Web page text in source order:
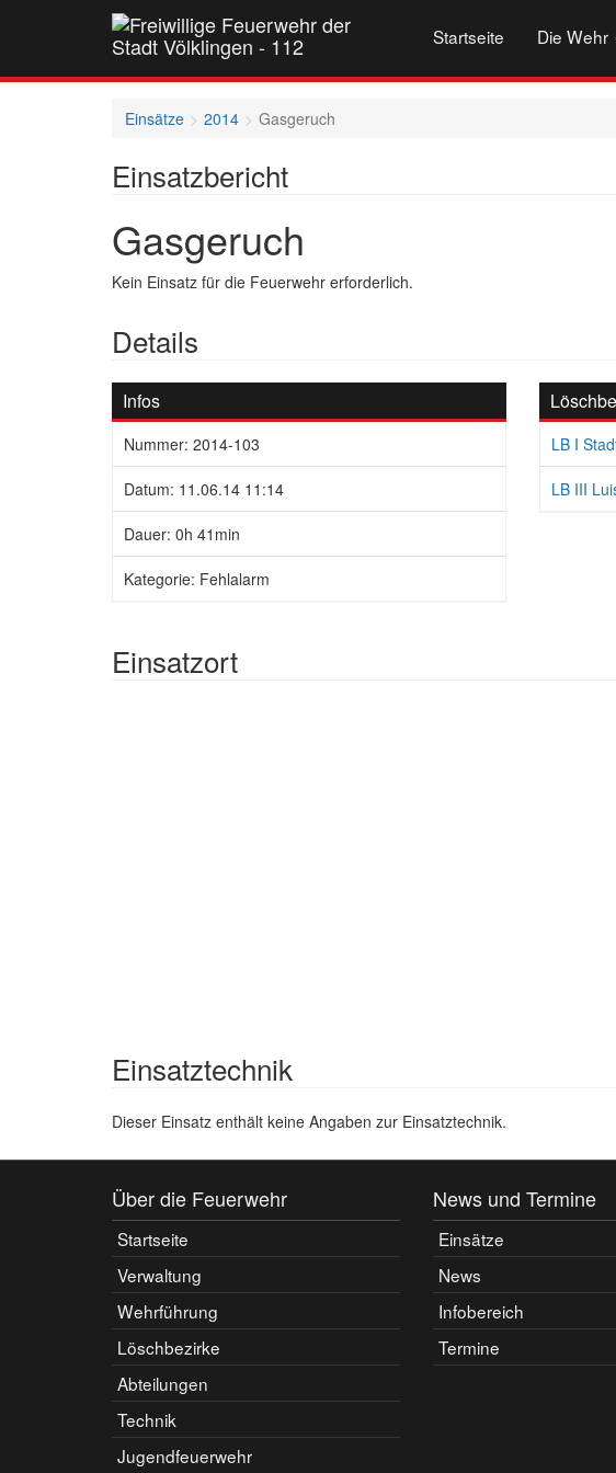
Startseite Die Wehr
Einsätze 2014 Gasgeruch
Einsatzbericht
Gasgeruch
Kein Einsatz für die Feuerwehr erforderlich.
Details
Infos
Nummer: 2014-103
Datum: 11.06.14 11:14
Dauer: 0h 41min
Kategorie: Fehlalarm
LB I
LB III
Einsatzort
Einsatztechnik
Dieser Einsatz enthält keine Angaben zur Einsatztechnik.
Über die Feuerwehr
Startseite
Verwaltung
Wehrführung
Löschbezirke
Abteilungen
Technik
Jugendfeuerwehr
News und Termine
Einsätze
News
Infobereich
Termine